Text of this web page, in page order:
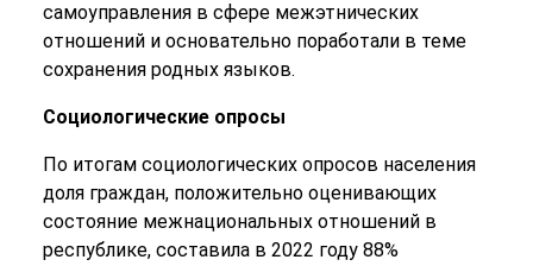
самоуправления в сфере межэтнических
отношений и основательно поработали в теме
сохранения родных языков.
Социологические опросы
По итогам социологических опросов населения
доля граждан, положительно оценивающих
состояние межнациональных отношений в
республике, составила в 2022 году 88%